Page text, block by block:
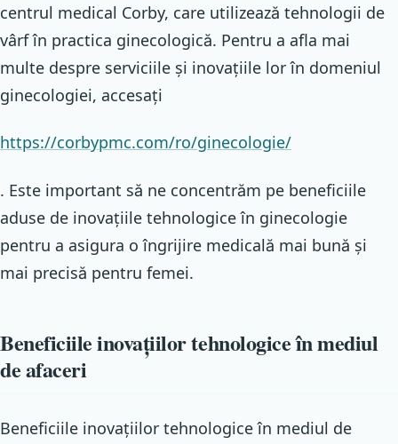
centrul medical Corby, care utilizează tehnologii de
vârf în practica ginecologică. Pentru a afla mai
multe despre serviciile și inovațiile lor în domeniul
ginecologiei, accesați
https://corbypmc.com/ro/ginecologie/
. Este important să ne concentrăm pe beneficiile
aduse de inovațiile tehnologice în ginecologie
pentru a asigura o îngrijire medicală mai bună și
mai precisă pentru femei.
Beneficiile inovațiilor tehnologice în mediul
de afaceri
Beneficiile inovațiilor tehnologice în mediul de